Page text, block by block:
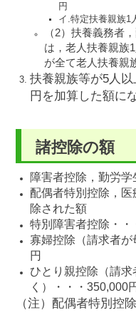
円
イ.特定扶養親族1
（2）扶養義務者
は，老人扶養親族
が全て老人扶養親
扶養親族等が5人
円を加算した額に
諸控除の額
障害者控除，勤労
配偶者特別控除，
除された額
特別障害者控除・・
寡婦控除（請求者
円
ひとり親控除（請
く）・・・350,000
（注）配偶者特別控